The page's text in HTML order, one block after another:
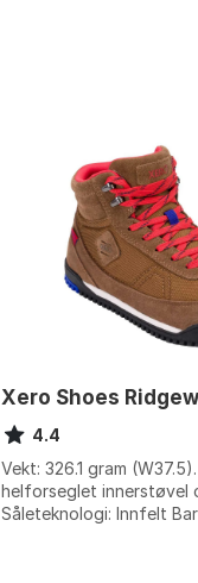
Xero Shoes
4.4
Vekt: 326.1 gram
helforseglet innerstøvel
Såleteknologi: Innfelt